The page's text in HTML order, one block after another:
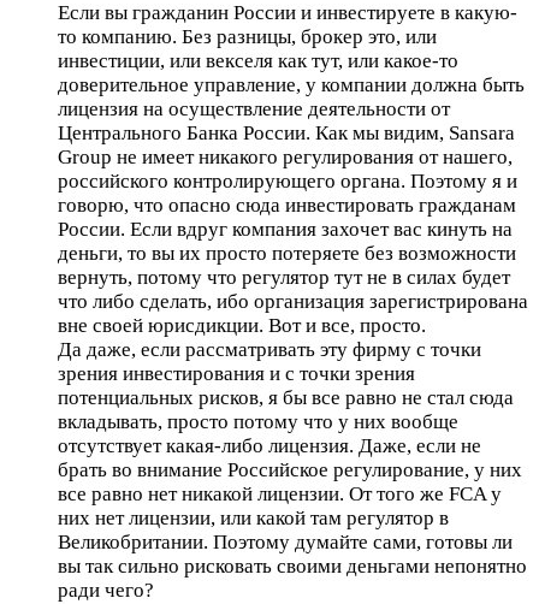
Если вы гражданин России и инвестируете в какую-
то компанию. Без разницы, брокер это, или
инвестиции, или векселя как тут, или какое-то
доверительное управление, у компании должна быть
лицензия на осуществление деятельности от
Центрального Банка России. Как мы видим, Sansara
Group не имеет никакого регулирования от нашего,
российского контролирующего органа. Поэтому я и
говорю, что опасно сюда инвестировать гражданам
России. Если вдруг компания захочет вас кинуть на
деньги, то вы их просто потеряете без возможности
вернуть, потому что регулятор тут не в силах будет
что либо сделать, ибо организация зарегистрирована
вне своей юрисдикции. Вот и все, просто.
Да даже, если рассматривать эту фирму с точки
зрения инвестирования и с точки зрения
потенциальных рисков, я бы все равно не стал сюда
вкладывать, просто потому что у них вообще
отсутствует какая-либо лицензия. Даже, если не
брать во внимание Российское регулирование, у них
все равно нет никакой лицензии. От того же FCA у
них нет лицензии, или какой там регулятор в
Великобритании. Поэтому думайте сами, готовы ли
вы так сильно рисковать своими деньгами непонятно
ради чего?